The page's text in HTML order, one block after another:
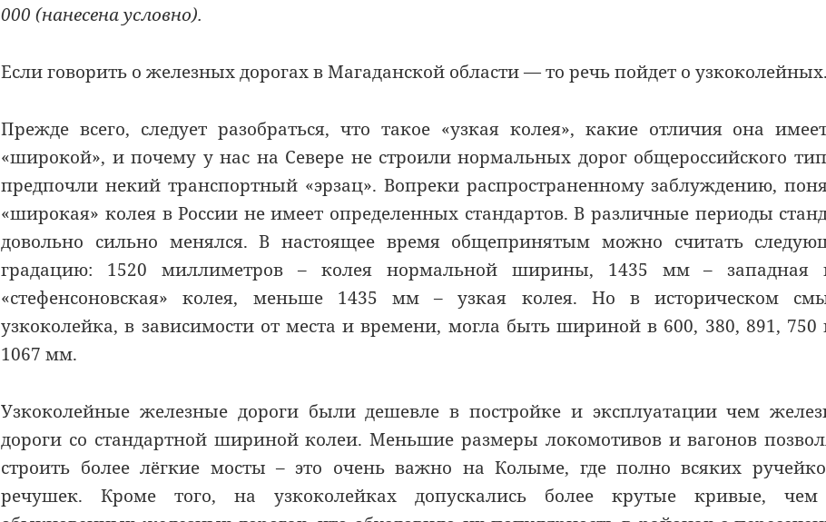
000 (нанесена условно).
Если говорить о железных дорогах в Магаданской области — то речь пойдет о
Прежде всего, следует разобраться, что такое «узкая колея», какие отличия она
«широкой», и почему у нас на Севере не строили нормальных дорог общероссийского
предпочли некий транспортный «эрзац». Вопреки распространенному заблуждению,
«широкая» колея в России не имеет определенных стандартов. В различные периоды
довольно сильно менялся. В настоящее время общепринятым можно считать
градацию: 1520 миллиметров – колея нормальной ширины, 1435 мм – западная
«стефенсоновская» колея, меньше 1435 мм – узкая колея. Но в историческом
узкоколейка, в зависимости от места и времени, могла быть шириной в 600, 380, 891, 750
1067 мм.
Узкоколейные железные дороги были дешевле в постройке и эксплуатации чем
дороги со стандартной шириной колеи. Меньшие размеры локомотивов и вагонов
строить более лёгкие мосты – это очень важно на Колыме, где полно всяких
речушек. Кроме того, на узкоколейках допускались более крутые кривые,